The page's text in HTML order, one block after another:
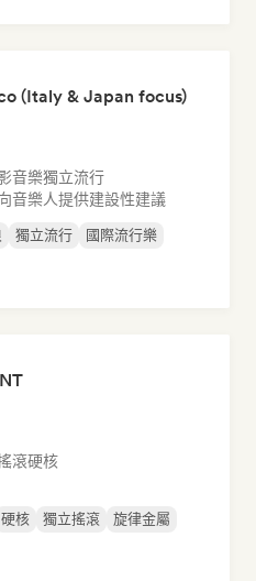
(Italy & Japan focus)
音樂獨立流行
音樂人提供建設性建議
獨立流行
國際流行樂
滾硬核
硬核 獨立搖滾
旋律金屬